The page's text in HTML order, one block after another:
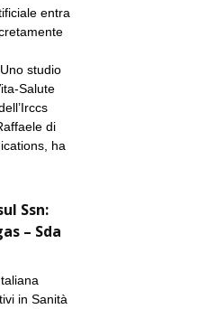
entra
studio
Salute
di
ha
Ssn:
– Sda
in Sanità